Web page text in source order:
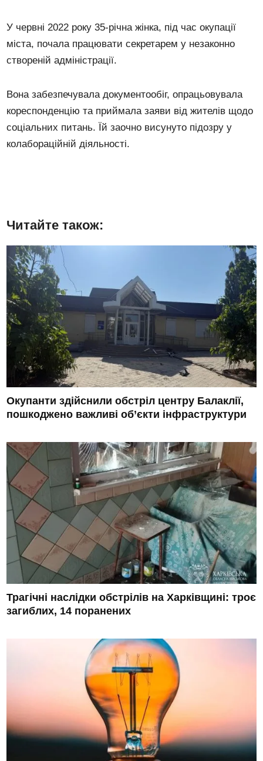
У червні 2022 року 35-річна жінка, під час окупації
міста, почала працювати секретарем у незаконно
створеній адміністрації.
Вона забезпечувала документообіг, опрацьовувала
кореспонденцію та приймала заяви від жителів щодо
соціальних питань. Їй заочно висунуто підозру у
колабораційній діяльності.
Читайте також:
Окупанти здійснили обстріл центру Балаклії,
пошкоджено важливі об’єкти інфраструктури
Трагічні наслідки обстрілів на Харківщині: троє
загиблих, 14 поранених